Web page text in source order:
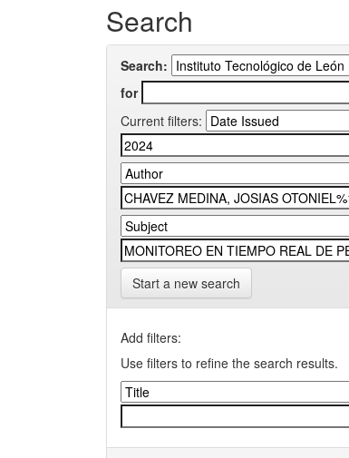
Search
Search:
for
Current filters:
Start a new search
Add filters:
Use filters to refine the search results.